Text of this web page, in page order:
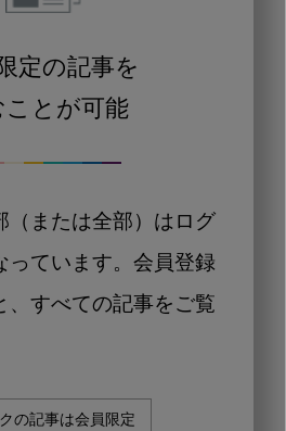
定の記事を
ことが可能
（または全部）はログ
っています。会員登録
、すべての記事をご覧
の記事は会員限定